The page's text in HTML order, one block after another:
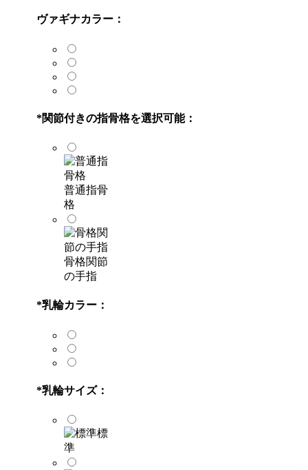
ヴァギナカラー：
*関節付きの指骨格を選択可能：
普通指骨
格
骨格関節
の手指
*乳輪カラー：
*乳輪サイズ：
標
準